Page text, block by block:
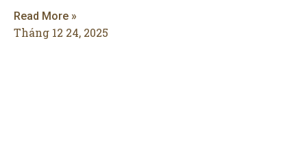
Read More »
Tháng 12 24, 2025